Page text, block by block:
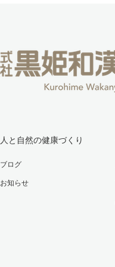
人と自然の健康づくり
ブログ
お知らせ